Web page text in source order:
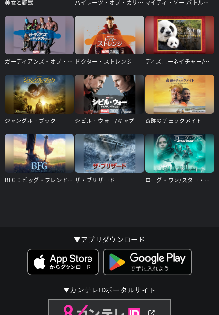
美女と野獣 パイレーツ・オブ・カリビアン/最後の海賊 マイティ・ソー バトルロイヤル
ガーディアンズ・オブ・ギャラクシー：リミックス ドクター・ストレンジ ディズニーネイチャー/ボーン・イン・チャイナ － パンダ・ユキヒョウ・キンシコウ －
ジャングル・ブック シビル・ウォー/キャプテン・アメリカ 奇跡のチェックメイト － クイーン・オブ・カトゥエ －
BFG：ビッグ・フレンドリー・ジャイアント ザ・ブリザード ローグ・ワン/スター・ウォーズ・ストーリー
▼アプリダウンロード
▼カンテレIDポータルサイト